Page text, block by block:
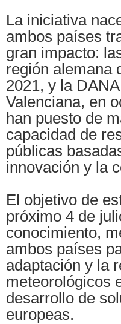
La iniciativa
ambos países
gran impacto:
región alemana
2021, y la
Valenciana, en
han puesto de
capacidad de
públicas
innovación y la
El objetivo de
próximo 4 de
conocimiento,
ambos países
adaptación y la
meteorológicos
desarrollo de
europeas.